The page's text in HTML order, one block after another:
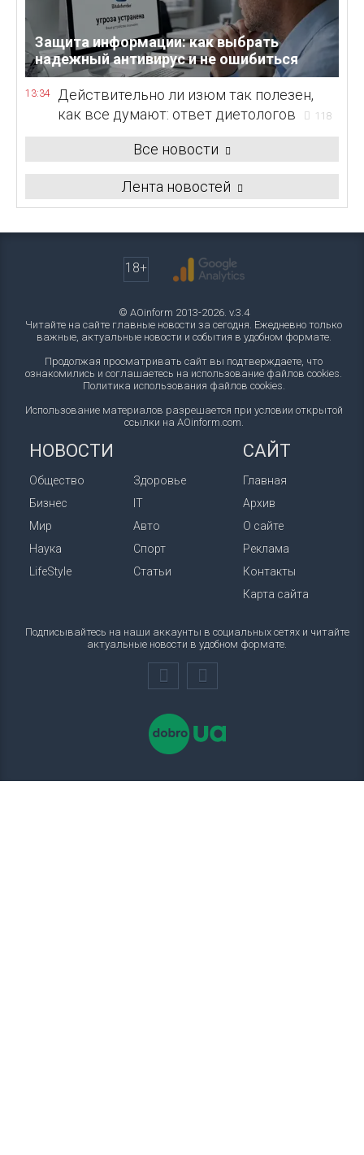
Защита информации: как выбрать
надежный антивирус и не ошибиться
13:34
Действительно ли изюм так полезен,
как все думают: ответ диетологов
118
Все новости
Лента новостей
18+
© AOinform 2013-2026. v.3.4
Читайте на сайте главные новости за сегодня. Ежедневно только
важные, актуальные новости и события в удобном формате.
Продолжая просматривать сайт вы подтверждаете, что
ознакомились и соглашаетесь на использование файлов cookies.
Политика использования файлов cookies.
Использование материалов разрешается при условии открытой
ссылки на AOinform.com.
НОВОСТИ
Общество
Бизнес
Мир
Наука
LifeStyle
Здоровье
IT
Авто
Спорт
Статьи
САЙТ
Главная
Архив
О сайте
Реклама
Контакты
Карта сайта
Подписывайтесь на наши аккаунты в социальных сетях и читайте
актуальные новости в удобном формате.